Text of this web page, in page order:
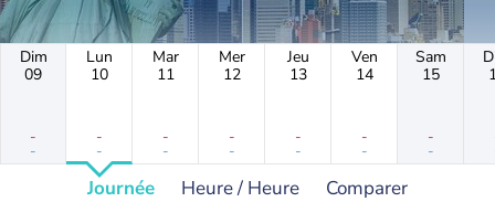
Dim
09
-
-
Lun
10
-
-
Mar
11
-
-
Mer
12
-
-
Jeu
13
-
-
Ven
14
-
-
Sam
15
-
-
Journée Heure / Heure Comparer